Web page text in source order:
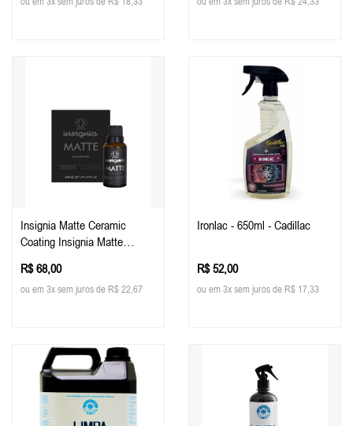
Insignia Matte Ceramic
Coating Insignia Matte
30ml - Easytech
R$ 68,00
ou em 3x sem juros de R$ 22,67
Ironlac - 650ml - Cadillac
R$ 52,00
ou em 3x sem juros de R$ 17,33